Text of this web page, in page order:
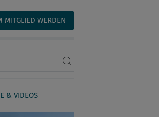
MITGLIED WERDEN
& VIDEOS